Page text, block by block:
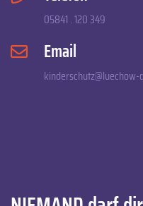
05841 . 120 349
Email